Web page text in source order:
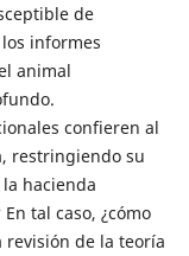
de
informes
animal
confieren al
restringiendo su
hacienda
tal caso, ¿cómo
revisión de la teoría